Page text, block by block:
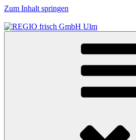
Zum Inhalt springen
REGIO frisch
Obst und Gemüse für Büro, Schule und